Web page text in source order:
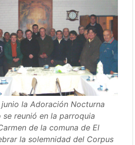
junio la Adoración Nocturna
reunió en la parroquia
de la comuna de El
la solemnidad del Corpus